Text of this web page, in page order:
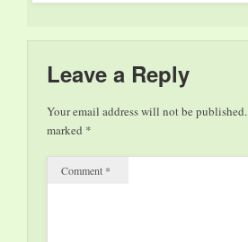
SANTAMARIA per
della lista.
MIGLIORE
ATTRICE: ex aequo
per…
Leave a Reply
Your email address will not be published.
marked *
Comment *